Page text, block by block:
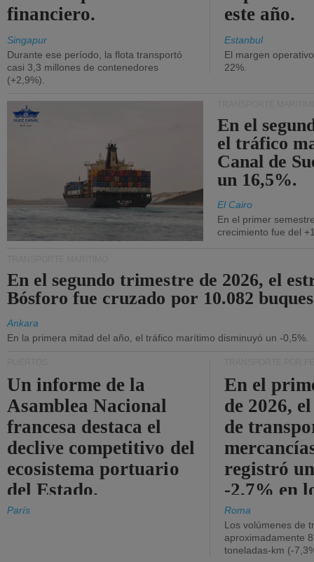
financiero.
Singapur
Durante ese período, la flota transportó
casi 3,3 millones de contenedores
(+2,9%).
este año.
Estanbul
El margen
22%.
En el
el tráfico
Canal de
un 16,5%.
El Cairo
En el primer
crecimiento fue del
En el segundo trimestre de 2026, el
Bósforo fue cruzado por 10.082
Ankara
En la primera mitad del año, el tráfico marítimo disminuyó un -0,5%.
Un informe de la
Asamblea Nacional
francesa destaca el
declive competitivo del
ecosistema portuario
del Estado.
París
En el
de 2026,
de
registró
-2,7% en
Roma
Los volúmenes de
aproximadamente
toneladas-km (-